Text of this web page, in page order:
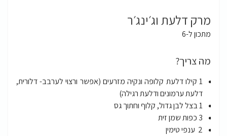
מרק דלעת וג׳ינג׳ר
מתכון ל-6
מה צריך?
1 קילו דלעת קלופה ונקיה מזרעים (אפשר ורצוי לערבב- דלורית,
דלעת ערמונים ודלעת רגילה)
1 בצל לבן גדול, קלוף וחתוך גס
3 כפות שמן זית
2 ענפי טימין